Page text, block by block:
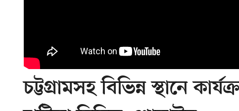
চট্টগ্রামসহ বিভিন্ন স্থানে